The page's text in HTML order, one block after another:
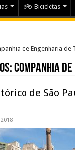
Bicicletas
de Engenharia de
Companhia
de São